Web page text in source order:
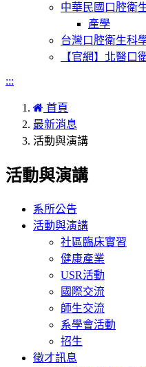
中華民國口腔衛
產學
台灣口腔衛生科
【官網】北醫口
:::
首頁
最新消息
活動與演講
活動與演講
系所公告
活動與演講
社區臨床實習
健康產業
USR活動
國際交流
師生交流
系學會活動
招生
徵才訊息